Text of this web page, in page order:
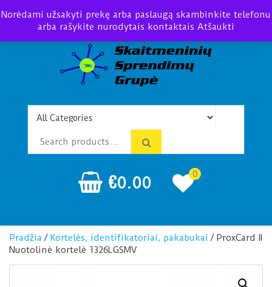
Telefonspynės Praėjimo
kontrolė
€0.00 0
Pradžia / Kortelės, identifikatoriai, pakabukai / ProxCard II
Nuotolinė kortelė 1326LGSMV
Norėdami užsakyti prekę arba paslaugą skambinkite telefonu
arba rašykite nurodytais kontaktais Atšaukti